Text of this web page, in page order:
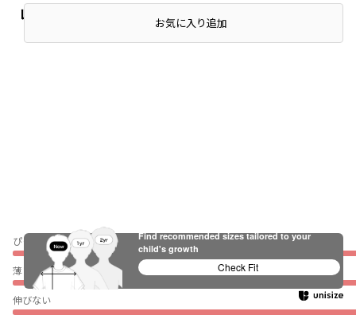
レビュー
ぴったり
薄い
伸びない
お気に入り追加
Find recommended sizes tailored to your
child's growth
Check Fit